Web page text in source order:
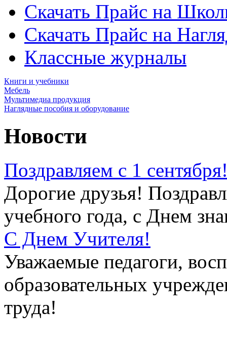
Скачать Прайс на
Скачать Прайс на
Классные журналы
Книги и учебники
Мебель
Мультимедиа продукция
Наглядные пособия и оборудование
Новости
Поздравляем с 1
Дорогие друзья!
учебного года, с Днем
С Днем Учителя!
Уважаемые педагоги,
образовательных
труда!